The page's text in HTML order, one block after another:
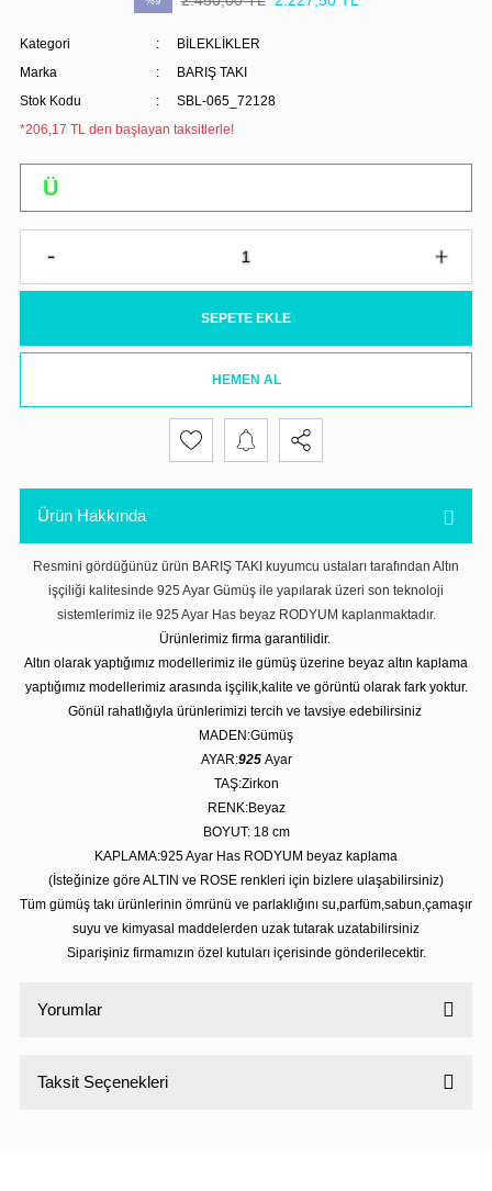
Kategori
BİLEKLİKLER
Marka
BARIŞ TAKI
Stok Kodu
SBL-065_72128
*206,17 TL den başlayan taksitlerle!
SEPETE EKLE
HEMEN AL
Ürün Hakkında
Resmini gördüğünüz ürün BARIŞ TAKI kuyumcu ustaları tarafından Altın
işçiliği kalitesinde 925 Ayar Gümüş ile yapılarak üzeri son teknoloji
sistemlerimiz ile 925 Ayar Has beyaz RODYUM kaplanmaktadır.
Ürünlerimiz firma garantilidir.
Altın olarak yaptığımız modellerimiz ile gümüş üzerine beyaz altın kaplama
yaptığımız modellerimiz arasında işçilik,kalite ve görüntü olarak fark yoktur.
Gönül rahatlığıyla ürünlerimizi tercih ve tavsiye edebilirsiniz
MADEN:Gümüş
AYAR:925 Ayar
TAŞ:Zirkon
RENK:Beyaz
BOYUT: 18 cm
KAPLAMA:925 Ayar Has RODYUM beyaz kaplama
(İsteğinize göre ALTIN ve ROSE renkleri için bizlere ulaşabilirsiniz)
Tüm gümüş takı ürünlerinin ömrünü ve parlaklığını su,parfüm,sabun,çamaşır
suyu ve kimyasal maddelerden uzak tutarak uzatabilirsiniz
Siparişiniz firmamızın özel kutuları içerisinde gönderilecektir.
Yorumlar
Taksit Seçenekleri